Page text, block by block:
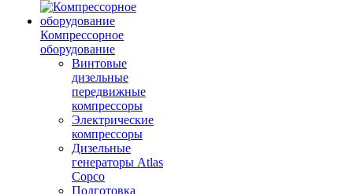
Компрессорное
оборудование
Винтовые
дизельные
передвижные
компрессоры
Электрические
компрессоры
Дизельные
генераторы Atlas
Copco
Подготовка